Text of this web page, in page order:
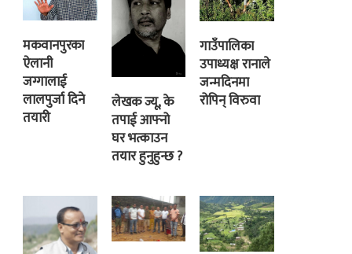
मकवानपुरका
ऐलानी
जग्गालाई
लालपुर्जा दिने
तयारी
लेखक ज्यू, के
तपाई आफ्नो
घर भत्काउन
तयार हुनुहुन्छ ?
गाउँपालिका
उपाध्यक्ष रानाले
जन्मदिनमा
रोपिन् विरुवा